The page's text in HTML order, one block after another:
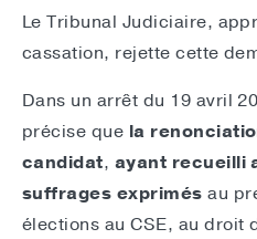
Le Tribunal Judiciaire,
cassation, rejette cette
Dans un arrêt du 19 avril
précise que la
candidat, ayant recueilli
suffrages exprimés au
élections au CSE, au droit